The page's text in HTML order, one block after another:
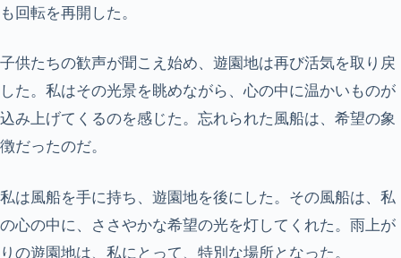
も回転を再開した。
子供たちの歓声が聞こえ始め、遊園地は再び活気を取り戻
した。私はその光景を眺めながら、心の中に温かいものが
込み上げてくるのを感じた。忘れられた風船は、希望の象
徴だったのだ。
私は風船を手に持ち、遊園地を後にした。その風船は、私
の心の中に、ささやかな希望の光を灯してくれた。雨上が
りの遊園地は、私にとって、特別な場所となった。